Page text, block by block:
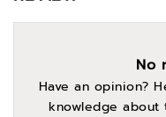
No
Have an opinion?
knowledge